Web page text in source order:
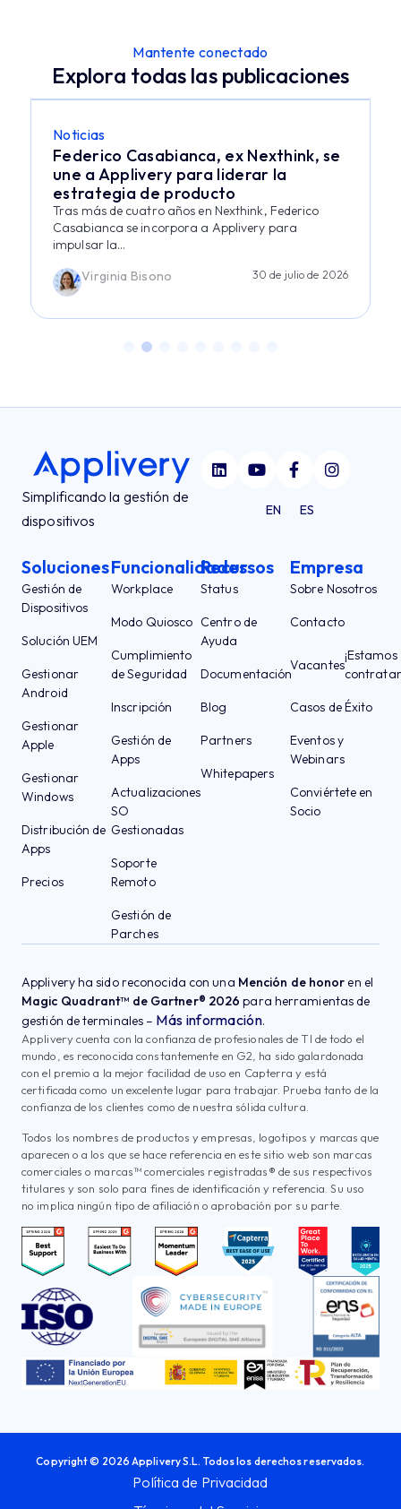
Mantente conectado
Explora todas las publicaciones
Noticias
Federico Casabianca, ex Nexthink, se
une a Applivery para liderar la
estrategia de producto
Tras más de cuatro años en Nexthink, Federico
Casabianca se incorpora a Applivery para
impulsar la...
Virginia Bisono
30 de julio de 2026
Simplificando la gestión de
dispositivos
EN ES
Soluciones
Gestión de
Dispositivos
Solución UEM
Gestionar
Android
Gestionar
Apple
Gestionar
Windows
Distribución de
Apps
Precios
Funcionalidades
Workplace
Modo Quiosco
Cumplimiento
de Seguridad
Inscripción
Gestión de
Apps
Actualizaciones
SO
Gestionadas
Soporte
Remoto
Gestión de
Parches
Recursos
Status
Centro de
Ayuda
Documentación
Blog
Partners
Whitepapers
Empresa
Sobre Nosotros
Contacto
Vacantes
¡Estamos
Casos de Éxito
Eventos y
Webinars
Conviértete en
Socio
Applivery ha sido reconocida con una Mención de honor en el
Magic Quadrant™ de Gartner® 2026 para herramientas de
gestión de terminales – Más información.
Applivery cuenta con la confianza de profesionales de TI de todo el
mundo, es reconocida constantemente en G2, ha sido galardonada
con el premio a la mejor facilidad de uso en Capterra y está
certificada como un excelente lugar para trabajar. Prueba tanto de la
confianza de los clientes como de nuestra sólida cultura.
Todos los nombres de productos y empresas, logotipos y marcas que
aparecen o a los que se hace referencia en este sitio web son marcas
comerciales o marcas™ comerciales registradas® de sus respectivos
titulares y son solo para fines de identificación y referencia. Su uso
no implica ningún tipo de afiliación o aprobación por su parte.
Copyright © 2026 Applivery S.L. Todos los derechos reservados.
Política de Privacidad